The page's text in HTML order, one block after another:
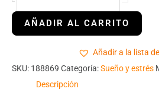
Añadir a la lista
SKU: 188869 Categoría:Sueño y estrés
Descripción